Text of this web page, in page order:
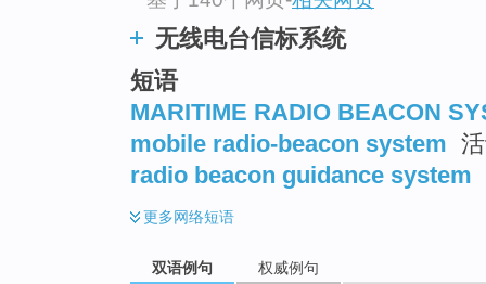
无线电台信标系统
短语
MARITIME RADIO BEACON
mobile radio-beacon system
radio beacon guidance system
更多网络短语
双语例句 权威例句